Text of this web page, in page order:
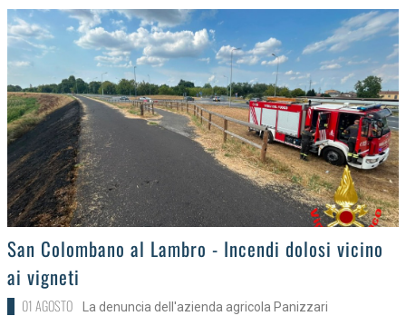
>
San Colombano al Lambro - Incendi dolosi vicino
ai vigneti
01 AGOSTO La denuncia dell'azienda agricola Panizzari